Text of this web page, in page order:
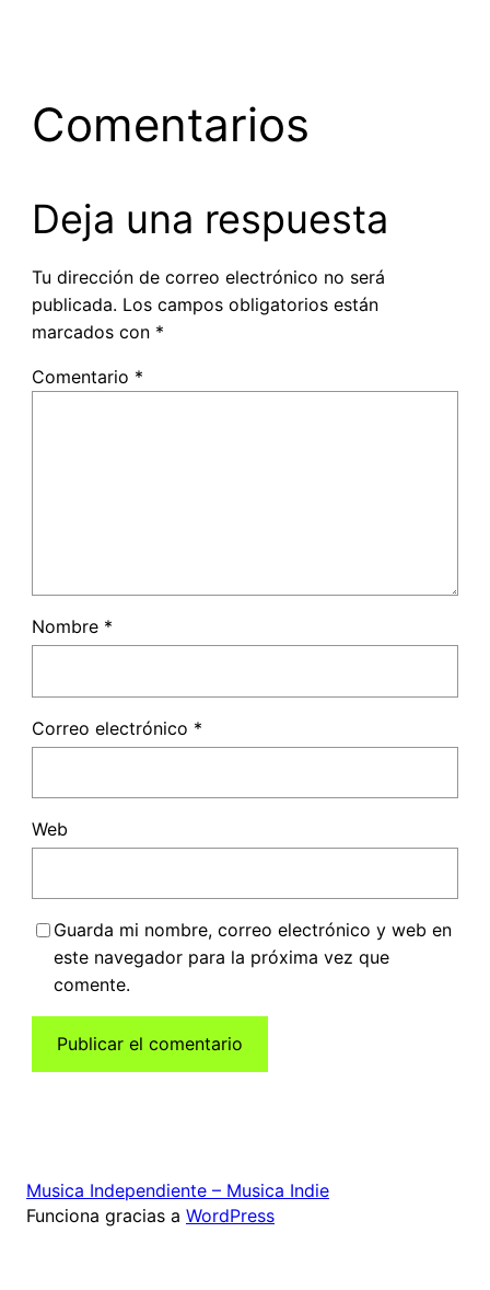
Comentarios
Deja una respuesta
Tu dirección de correo electrónico no será
publicada. Los campos obligatorios están
marcados con *
Comentario *
Nombre *
Correo electrónico *
Web
Guarda mi nombre, correo electrónico y web en
este navegador para la próxima vez que
comente.
Musica Independiente – Musica Indie
Funciona gracias a WordPress